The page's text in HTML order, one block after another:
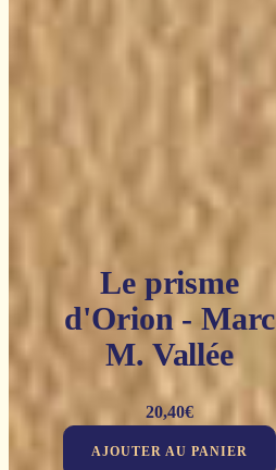
Le prisme
d'Orion - Marc
M. Vallée
20,40€
AJOUTER AU PANIER